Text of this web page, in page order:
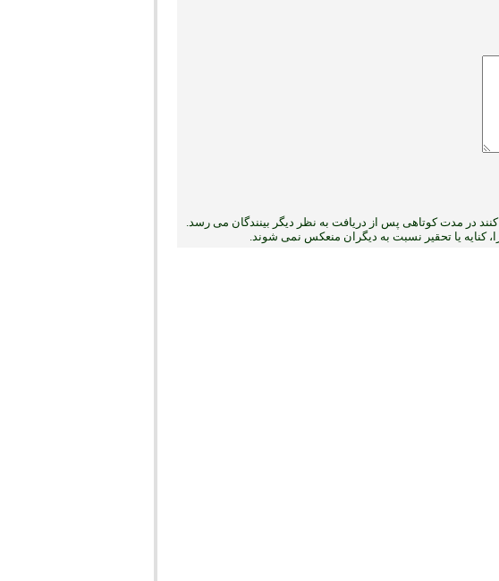
در مدت کوتاهی پس از دریافت به نظر دیگر بینندگان می رسد.
کنایه یا تحقیر نسبت به دیگران منعکس نمی ‏شوند.